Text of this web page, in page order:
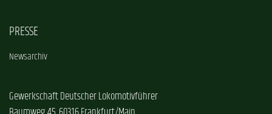
PRESSE
Newsarchiv
Gewerkschaft Deutscher Lokomotivführer